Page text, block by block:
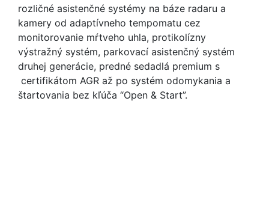
rozličné asistenčné systémy na báze radaru a
kamery od adaptívneho tempomatu cez
monitorovanie mŕtveho uhla, protikolízny
výstražný systém, parkovací asistenčný systém
druhej generácie, predné sedadlá premium s
certifikátom AGR až po systém odomykania a
štartovania bez kľúča “Open & Start”.